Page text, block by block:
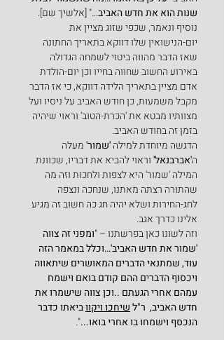
שנות הוא את חדש האביב…" [אלשיך שם].
נוסיף ונאמר, שכפי שזוג מציין את
יום-הנישואין שלו דווקא בתאריך החתונה
שאז הדבר מהווה ביטוי לשמחה הגדולה
באירוע החשוב שחווה בחייו וכן יום-הולדת
אדם מציין בתאריך הלידה דווקא, כי אז הדבר
מקבל משמעות, כן חודש האביב על ניסיו ועל
מצוותיו מבטא את 'הכרת-הטוב' וראוי שיהיה
בזמן זה בחודש האביב.
הדגשה מיוחדת למילה 'שמור' מעלה
ה'אברבנאל' וראוי להביא את דבריו, שכוונת
המילה 'שמור' היא לצפות ולחכות וזה מה
שהתורה רצתה מאתנו, שנחכה ונצפה
לחג-החירות ושלא יהיה חג כה חשוב זה מגיע
אלינו כדרך אגב.
וזה לשונו כאן בפרשתנו – "ומפני זה צווה
'שמור את חדש האביב'…וכלל במאמר הזה
עוד, שמתנאי הדברים המאושרים שיתאווה
ויכסוף הדברים ההם קודם בואם וישמח
עמהם אחרי הגעתם ..וכן צווה שישמרו את
חדש האביב,  ר"ל שיחכו ויקוו ביאתו כדבר
הנכסף וישמחו בו אחרי בואו...".